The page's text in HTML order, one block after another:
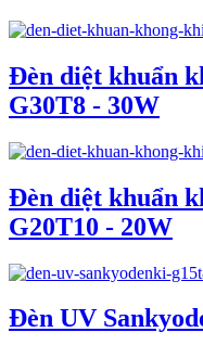
Đèn diệt khuẩn
G30T8 - 30W
Đèn diệt khuẩn
G20T10 - 20W
Đèn UV